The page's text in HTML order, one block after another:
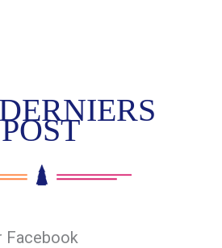
POST
Facebook